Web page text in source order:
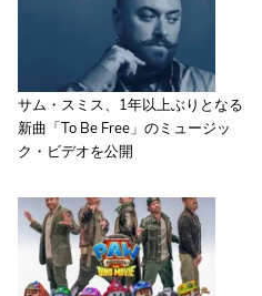
サム・スミス、1年以上ぶりとなる
新曲「To Be Free」のミュージッ
ク・ビデオを公開